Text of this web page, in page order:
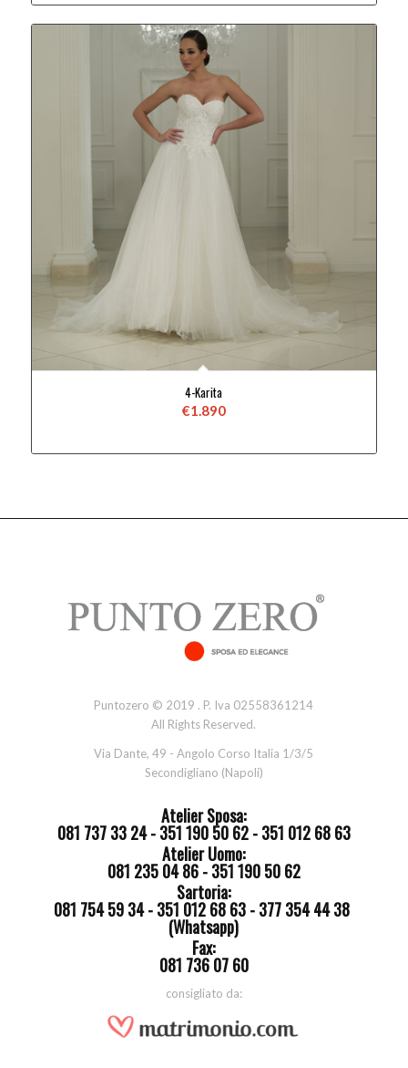
4-Karita
€1.890
Puntozero © 2019 . P. Iva 02558361214
All Rights Reserved.
Via Dante, 49 - Angolo Corso Italia 1/3/5
Secondigliano (Napoli)
Atelier Sposa:
081 737 33 24 - 351 190 50 62 - 351 012 68 63
Atelier Uomo:
081 235 04 86 - 351 190 50 62
Sartoria:
081 754 59 34 - 351 012 68 63 - 377 354 44 38
(Whatsapp)
Fax:
081 736 07 60
consigliato da: